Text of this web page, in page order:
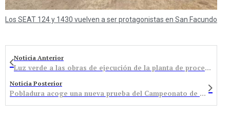
Los SEAT 124 y 1430 vuelven a ser protagonistas en San Facundo
Noticia Anterior
Luz verde a las obras de ejecución de la planta de procesado y baterías que se ubicará en el polígono
Noticia Posterior
Pobladura acoge una nueva prueba del Campeonato de España de Trial